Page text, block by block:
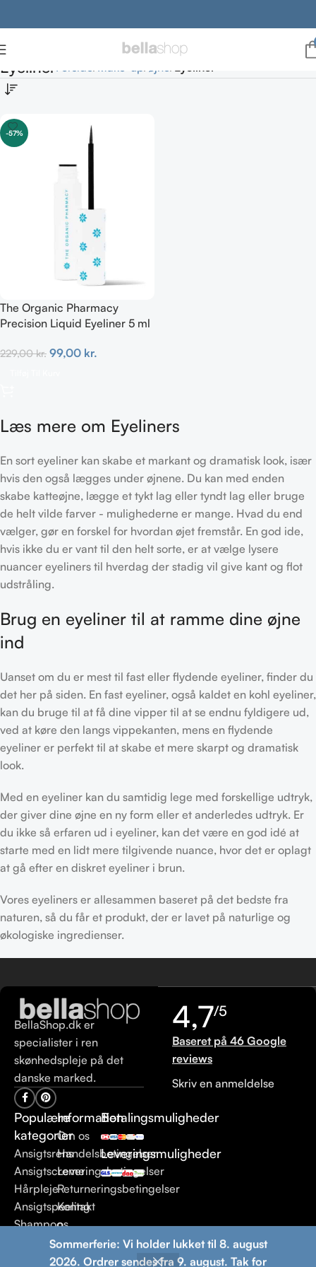
Sommerferie: Vi holder lukket til 8. august
2026. Ordrer sendes fra 9. august. Tak for
Eyeliner
-57%
The Organic Pharmacy
Precision Liquid Eyeliner 5 ml
229,00kr. 99,00 kr.
Læs mere om Eyeliners
En sort eyeliner kan skabe et markant og dramatisk look, især
hvis den også lægges under øjnene. Du kan med enden
skabe katteøjne, lægge et tykt lag eller tyndt lag eller bruge
de helt vilde farver - mulighederne er mange. Hvad du end
vælger, gør en forskel for hvordan øjet fremstår. En god ide,
hvis ikke du er vant til den helt sorte, er at vælge lysere
nuancer eyeliners til hverdag der stadig vil give kant og flot
udstråling.
Brug en eyeliner til at ramme dine øjne
ind
Uanset om du er mest til fast eller flydende eyeliner, finder du
det her på siden. En fast eyeliner, også kaldet en kohl eyeliner,
kan du bruge til at få dine vipper til at se endnu fyldigere ud,
ved at køre den langs vippekanten, mens en flydende
eyeliner er perfekt til at skabe et mere skarpt og dramatisk
look.
Med en eyeliner kan du samtidig lege med forskellige udtryk,
der giver dine øjne en ny form eller et anderledes udtryk. Er
du ikke så erfaren ud i eyeliner, kan det være en god idé at
starte med en lidt mere tilgivende nuance, hvor det er oplagt
at gå efter en diskret eyeliner i brun.
Vores eyeliners er allesammen baseret på det bedste fra
naturen, så du får et produkt, der er lavet på naturlige og
økologiske ingredienser.
BellaShop.dk er
specialister i ren
skønhedspleje på det
danske marked.
Populære
kategorier
Ansigtsrens
Ansigtscreme
Hårpleje
Ansigtspeeling
Shampoo
Information
Om os
Handelsbetingelser
Leveringsbetingelser
Returneringsbetingelser
Kontakt
os
Betalingsmuligheder
Leveringsmuligheder
4,7/5
Baseret på 46 Google
reviews
Skriv en anmeldelse
© 2013 BellaShop.dk. Alle rettigheder forbeholdes.